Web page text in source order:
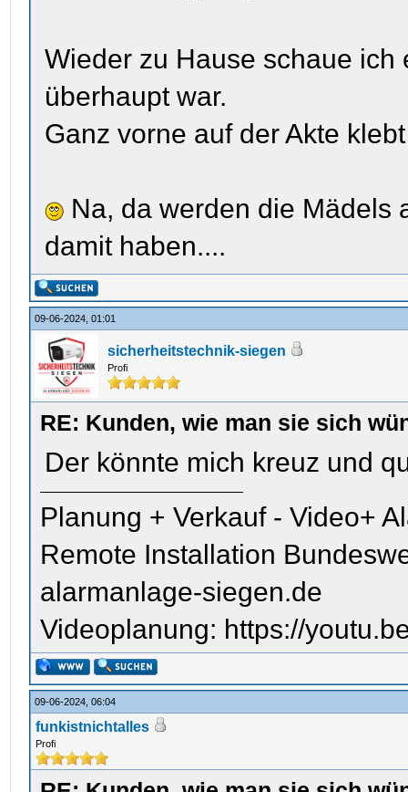
Wieder zu Hause schaue
überhaupt war.
Ganz vorne auf der Akte
Na, da werden die Mädels
damit haben....
09-06-2024, 01:01
sicherheitstechnik-siegen
Profi
RE: Kunden, wie man sie sich
Der könnte mich kreuz und
Planung + Verkauf - Video+
Remote Installation
alarmanlage-siegen.de
Videoplanung: https://
09-06-2024, 06:04
funkistnichtalles
Profi